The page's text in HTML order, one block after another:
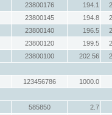
23800176 194.1
23800145 194.8
23800140 196.5
23800120 199.5
23800100 202.56
123456786
1000.0
585850
2.7